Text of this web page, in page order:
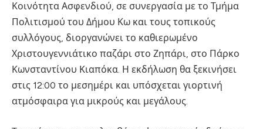
Κοινότητα Ασφενδιού, σε συνεργασία με το Τμήμα
Πολιτισμού του Δήμου Κω και τους τοπικούς
συλλόγους, διοργανώνει το καθιερωμένο
Χριστουγεννιάτικο παζάρι στο Ζηπάρι, στο Πάρκο
Κωνσταντίνου Κιαπόκα. Η εκδήλωση θα ξεκινήσει
στις 12:00 το μεσημέρι και υπόσχεται γιορτινή
ατμόσφαιρα για μικρούς και μεγάλους.